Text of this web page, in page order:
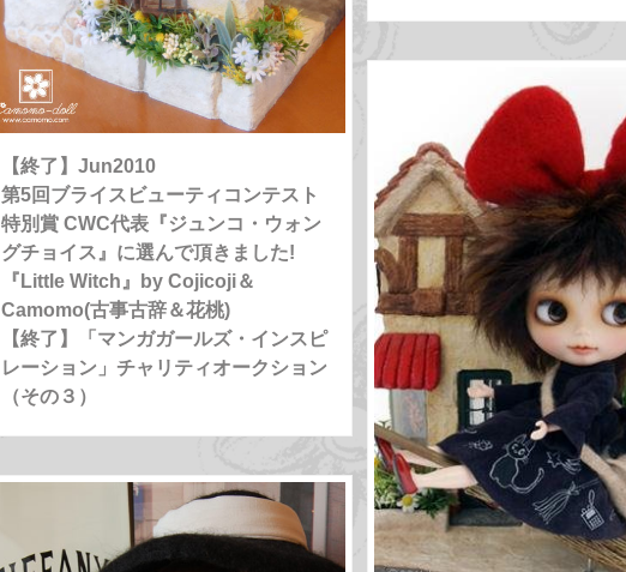
【終了】Jun2010
第5回ブライスビューティコンテスト
特別賞 CWC代表『ジュンコ・ウォン
グチョイス』に選んで頂きました!
『Little Witch』by Cojicoji＆
Camomo(古事古辞＆花桃)
【終了】「マンガガールズ・インスピ
レーション」チャリティオークション
（その３）